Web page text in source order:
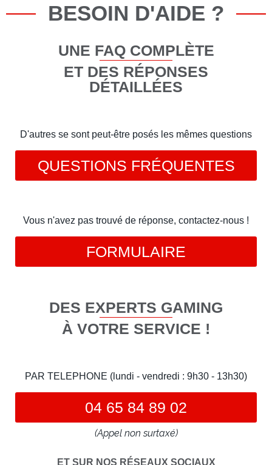
BESOIN D'AIDE ?
UNE FAQ COMPLÈTE
ET DES RÉPONSES
DÉTAILLÉES
D'autres se sont peut-être posés les mêmes questions
QUESTIONS FRÉQUENTES
Vous n'avez pas trouvé de réponse, contactez-nous !
FORMULAIRE
DES EXPERTS GAMING
À VOTRE SERVICE !
PAR TELEPHONE (lundi - vendredi : 9h30 - 13h30)
04 65 84 89 02
(Appel non surtaxé)
ET SUR NOS RÉSEAUX SOCIAUX